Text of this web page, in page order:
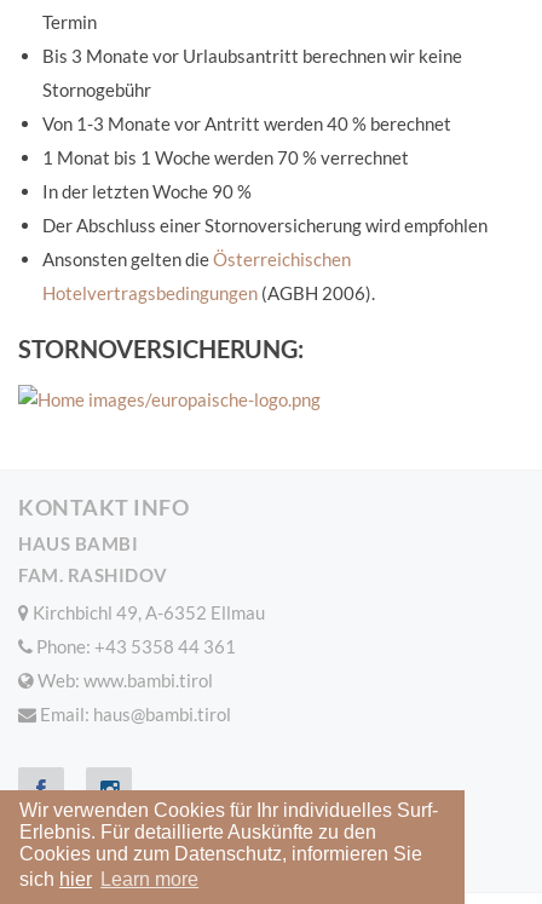
Wir verwenden Cookies für Ihr individuelles Surf-
Erlebnis. Für detaillierte Auskünfte zu den
Cookies und zum Datenschutz, informieren Sie
sich hier Learn more
Termin
Bis 3 Monate vor Urlaubsantritt berechnen wir keine
Stornogebühr
Von 1-3 Monate vor Antritt werden 40 % berechnet
1 Monat bis 1 Woche werden 70 % verrechnet
In der letzten Woche 90 %
Der Abschluss einer Stornoversicherung wird empfohlen
Ansonsten gelten dieÖsterreichischen
Hotelvertragsbedingungen (AGBH 2006).
STORNOVERSICHERUNG:
KONTAKT INFO
HAUS BAMBI
FAM. RASHIDOV
Kirchbichl 49, A-6352 Ellmau
Phone: +43 5358 44 361
Web: www.bambi.tirol
Email: haus@bambi.tirol
Impressum Cookies & Datenschutz